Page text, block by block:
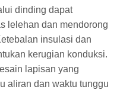
dinding dapat
lelehan dan mendorong
insulasi dan
kerugian konduksi.
lapisan yang
aliran dan waktu tunggu